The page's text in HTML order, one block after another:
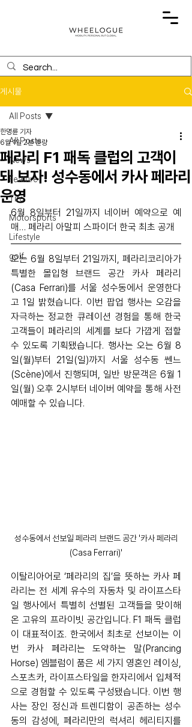
게시물
All Posts
News
Feature
Tire
Motorsports
Lifestyle
golf
All Posts
페라리 F1 패독 클럽의 고객이
돼 보자! 성수동에서 카사 페라리
운영
한명륜 기자
6월 1일 2분 분량
6월 8일부터 21일까지 네이버 예약으로 예
매… 페라리 아말피 스파이더 한국 최초 공개
오는 6월 8일부터 21일까지, 페라리코리아가
특별한 몰입형 브랜드 공간 카사 페라리
(Casa Ferrari)를 서울 성수동에서 운영한다
고 1일 밝혔습니다. 이번 팝업 행사는 오감을
자극하는 정교한 큐레이션 경험을 통해 한국
고객들이 페라리의 세계를 보다 가깝게 접할
수 있도록 기획됐습니다. 행사는 오는 6월 8
일(월)부터 21일(일)까지 서울 성수동 쎈느
(Scène)에서 진행되며, 일반 방문객은 6월 1
일(월) 오후 2시부터 네이버 예약을 통해 사전
예매할 수 있습니다.
성수동에서 선보일 페라리 브랜드 공간 '카사 페라리
(Casa Ferrari)'
이탈리아어로 ‘페라리의 집’을 뜻하는 카사 페
라리는 전 세계 유수의 자동차 및 라이프스타
일 행사에서 특별히 선별된 고객들을 맞이해
온 고유의 프라이빗 공간입니다. F1 패독 클럽
이 대표적이죠. 한국에서 최초로 선보이는 이
번 카사 페라리는 도약하는 말(Prancing
Horse) 엠블럼이 품은 세 가지 영혼인 레이싱,
스포츠카, 라이프스타일을 한자리에서 입체적
으로 경험할 수 있도록 구성됐습니다. 이번 행
사는 장인 정신과 트렌디함이 공존하는 성수
동의 감성에, 페라리만의 럭셔리 헤리티지를